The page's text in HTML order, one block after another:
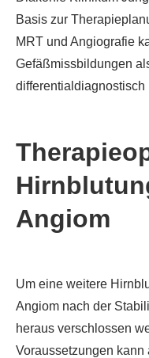
Basis zur
MRT und Angiografie
Gefäßmissbildungen
Angiom
Um eine weitere
Angiom nach der
heraus verschlossen
Voraussetzungen kann